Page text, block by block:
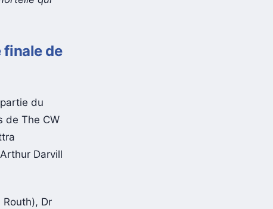
finale de
du
de The CW
Darvill
Routh), Dr